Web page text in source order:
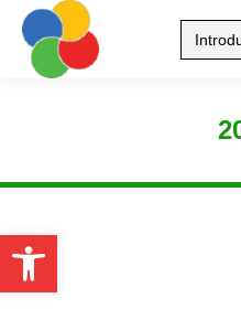
Open toolbar
Search: